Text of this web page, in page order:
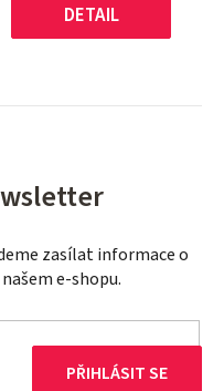
DETAIL
zasílat informace o
e-shopu.
PŘIHLÁSIT SE